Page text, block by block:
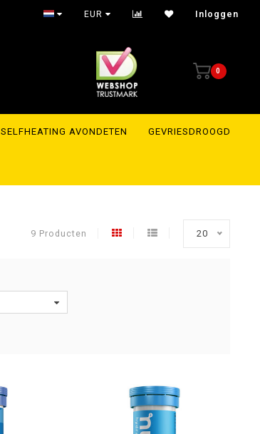
Shipment within 24 hours to the whole of Europe
EUR Inloggen
0
SELFHEATING AVONDETEN GEVRIESDROOGD
9 Producten 20